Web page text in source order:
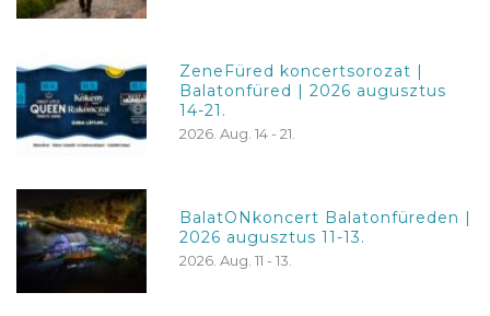
ZeneFüred koncertsorozat |
Balatonfüred | 2026 augusztus
14-21.
2026. Aug. 14 - 21.
BalatONkoncert Balatonfüreden |
2026 augusztus 11-13.
2026. Aug. 11 - 13.